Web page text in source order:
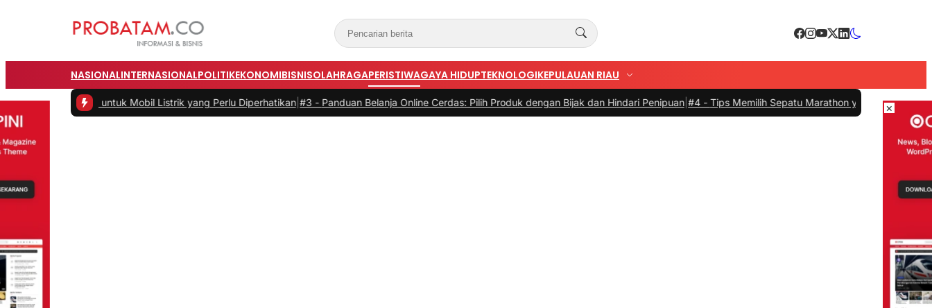
NASIONALINTERNASIONALPOLITIKEKONOMIBISNISOLAHRAGAPERISTIWAGAYA HIDUPTEKNOLOGIKEPULAUAN RIAU
untuk Mobil Listrik yang Perlu Diperhatikan|#3 -Panduan Belanja Online Cerdas: Pilih Produk dengan Bijak dan Hindari Penipuan|#4 -Tips Memilih Sepatu Marathon yang Sesuai untuk Menunjang
×